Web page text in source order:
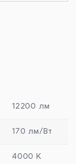
12200 лм
170 лм/Вт
4000 К